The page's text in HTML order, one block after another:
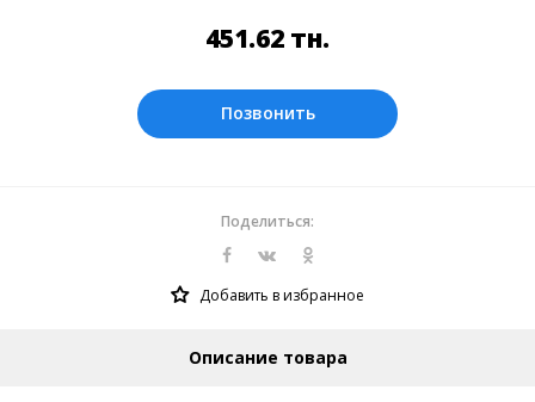
07.08.2026. Текущий курс 10 руб.= 58.6517
451.62 тн.
Позвонить
Поделиться:
Добавить в избранное
Описание товара